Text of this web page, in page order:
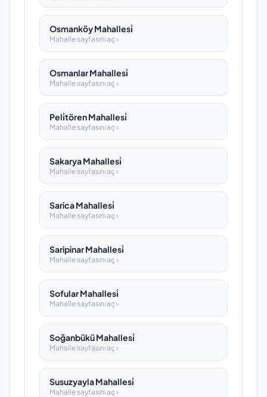
Osmanköy Mahallesi̇
Mahalle sayfasını aç ›
Osmanlar Mahallesi̇
Mahalle sayfasını aç ›
Peli̇tören Mahallesi̇
Mahalle sayfasını aç ›
Sakarya Mahallesi̇
Mahalle sayfasını aç ›
Sarica Mahallesi̇
Mahalle sayfasını aç ›
Saripinar Mahallesi̇
Mahalle sayfasını aç ›
Sofular Mahallesi̇
Mahalle sayfasını aç ›
Soğanbükü Mahallesi̇
Mahalle sayfasını aç ›
Susuzyayla Mahallesi̇
Mahalle sayfasını aç ›